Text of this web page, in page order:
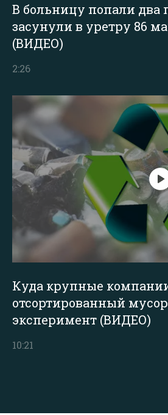
В больницу попали два
засунули в уретру 86
(ВИДЕО)
2:26
Куда крупные
отсортированный
эксперимент (ВИДЕО)
10:21